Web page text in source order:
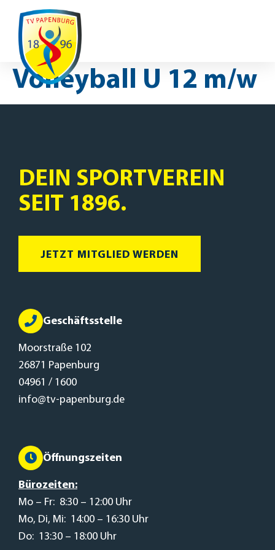
Ausfälle / Änderungen
Volleyball U 12 m/w
DEIN SPORTVEREIN
SEIT 1896.
JETZT MITGLIED WERDEN
Geschäftsstelle
Moorstraße 102
26871 Papenburg
04961 / 1600
info@tv-papenburg.de
Öffnungszeiten
Bürozeiten:
Mo – Fr: 8:30 – 12:00 Uhr
Mo, Di, Mi: 14:00 – 16:30 Uhr
Do: 13:30 – 18:00 Uhr